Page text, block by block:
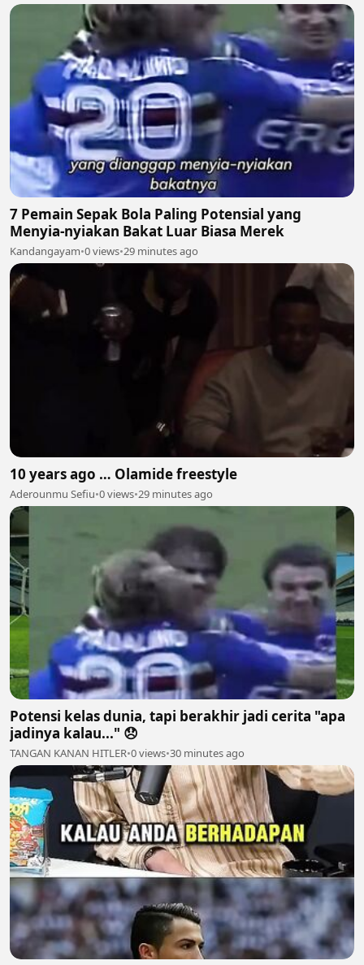
7 Pemain Sepak Bola Paling Potensial yang
Menyia-nyiakan Bakat Luar Biasa Merek
Kandangayam•0 views•29 minutes ago
10 years ago … Olamide freestyle
Aderounmu Sefiu•0 views•29 minutes ago
Potensi kelas dunia, tapi berakhir jadi cerita "apa
jadinya kalau..." 😞
TANGAN KANAN HITLER•0 views•30 minutes ago